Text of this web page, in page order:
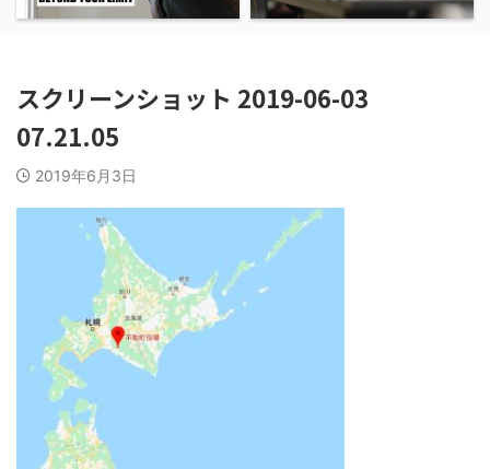
スクリーンショット 2019-06-03
07.21.05
2019年6月3日